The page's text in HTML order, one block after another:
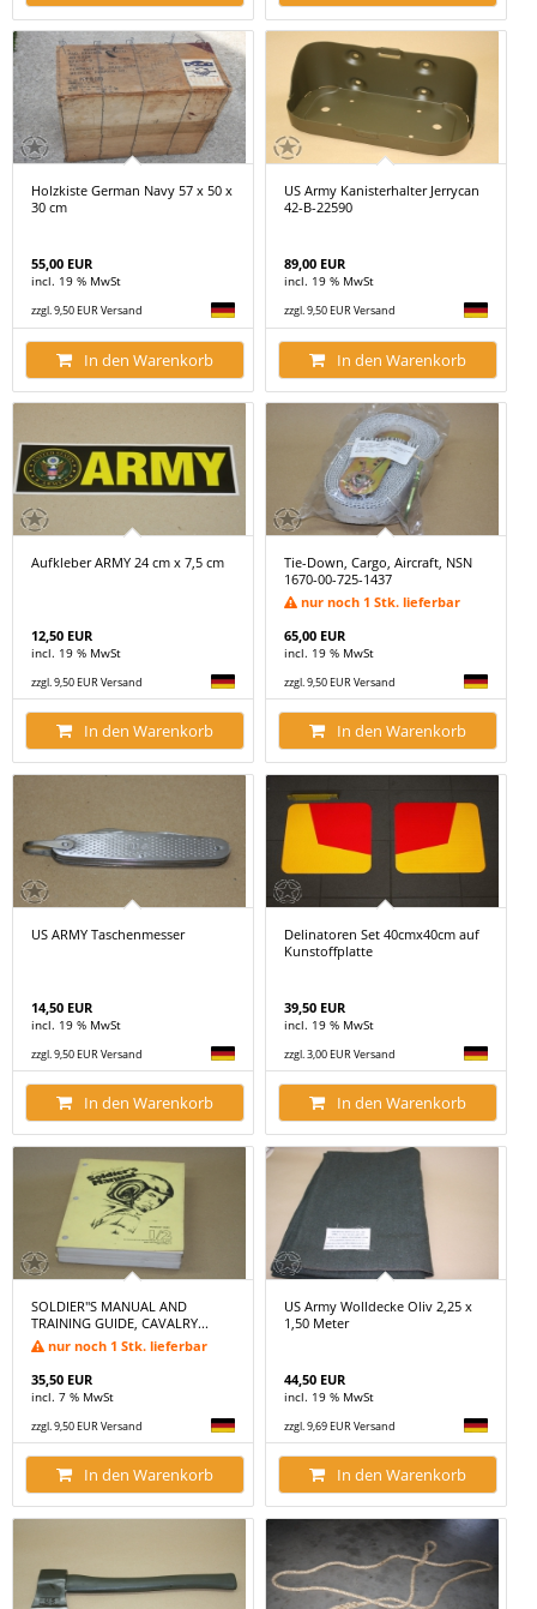
Holzkiste German Navy 57 x 50 x
30 cm
55,00 EUR
incl. 19 % MwSt
zzgl. 9,50 EUR Versand
In den Warenkorb
US Army Kanisterhalter Jerrycan
42-B-22590
89,00 EUR
incl. 19 % MwSt
zzgl. 9,50 EUR Versand
In den Warenkorb
Aufkleber ARMY 24 cm x 7,5 cm
12,50 EUR
incl. 19 % MwSt
zzgl. 9,50 EUR Versand
In den Warenkorb
Tie-Down, Cargo, Aircraft, NSN
1670-00-725-1437
nur noch 1 Stk. lieferbar
65,00 EUR
incl. 19 % MwSt
zzgl. 9,50 EUR Versand
In den Warenkorb
US ARMY Taschenmesser
14,50 EUR
incl. 19 % MwSt
zzgl. 9,50 EUR Versand
In den Warenkorb
Delinatoren Set 40cmx40cm auf
Kunstoffplatte
39,50 EUR
incl. 19 % MwSt
zzgl. 3,00 EUR Versand
In den Warenkorb
SOLDIER''S MANUAL AND
TRAINING GUIDE, CAVALRY...
nur noch 1 Stk. lieferbar
35,50 EUR
incl. 7 % MwSt
zzgl. 9,50 EUR Versand
In den Warenkorb
US Army Wolldecke Oliv 2,25 x
1,50 Meter
44,50 EUR
incl. 19 % MwSt
zzgl. 9,69 EUR Versand
In den Warenkorb